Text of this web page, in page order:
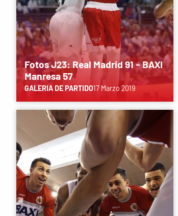
Fotos J23: Real Madrid 91 - BAXI
Manresa 57
GALERIA DE PARTIDO17 Marzo 2019